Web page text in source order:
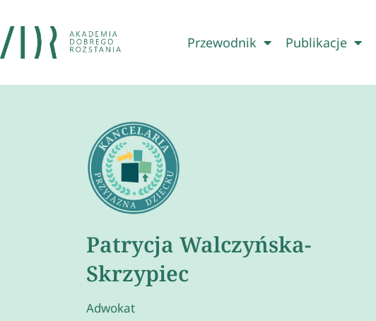
Przewodnik Publikacje
Patrycja Walczyńska-
Skrzypiec
Adwokat